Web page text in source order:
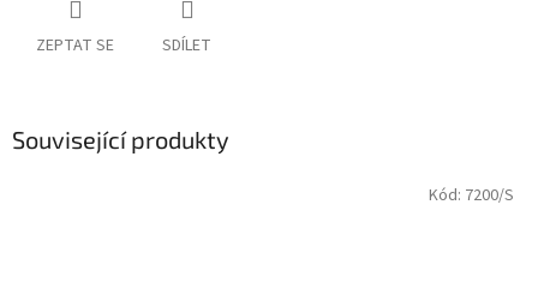
ZEPTAT SE SDÍLET
Související produkty
Kód: 7200/S